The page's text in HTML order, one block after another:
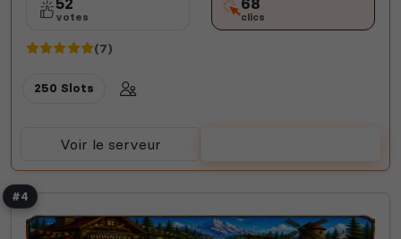
52
votes
68
clics
(7)
250 Slots
Voir le serveur
#4